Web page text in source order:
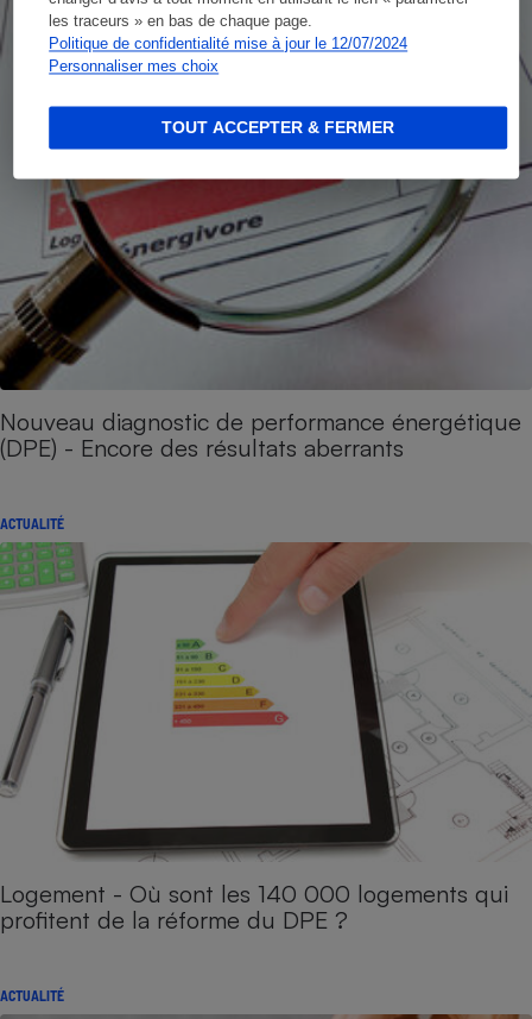
les traceurs » en bas de chaque page.
Politique de confidentialité mise à jour le 12/07/2024
Personnaliser mes choix
TOUT ACCEPTER & FERMER
Nouveau diagnostic de performance énergétique
(DPE) - Encore des résultats aberrants
ACTUALITÉ
Logement - Où sont les 140 000 logements qui
profitent de la réforme du DPE ?
ACTUALITÉ